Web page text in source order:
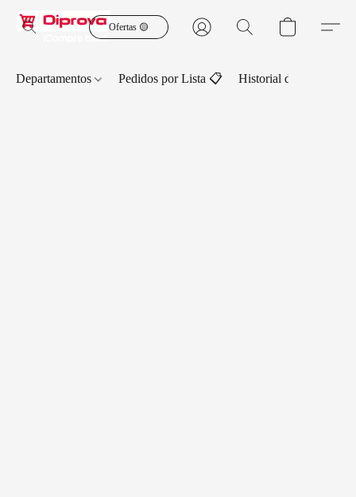
Ofertas 🟡
Departamentos Pedidos por Lista 📋 Historial de Pedidos